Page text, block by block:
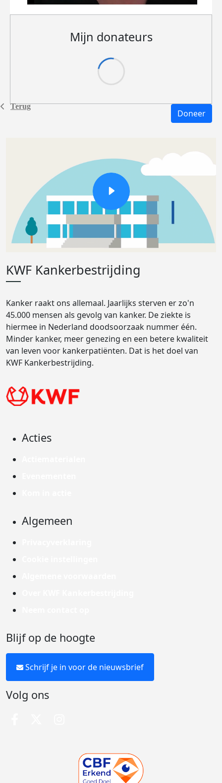
Terug
Mijn donateurs
Doneer
KWF Kankerbestrijding
Kanker raakt ons allemaal. Jaarlijks sterven er zo'n
45.000 mensen als gevolg van kanker. De ziekte is
hiermee in Nederland doodsoorzaak nummer één.
Minder kanker, meer genezing en een betere kwaliteit
van leven voor kankerpatiënten. Dat is het doel van
KWF Kankerbestrijding.
Acties
Algemeen
Blijf op de hoogte
Schrijf je in voor de nieuwsbrief
Volg ons